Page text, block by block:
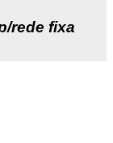
rede fixa